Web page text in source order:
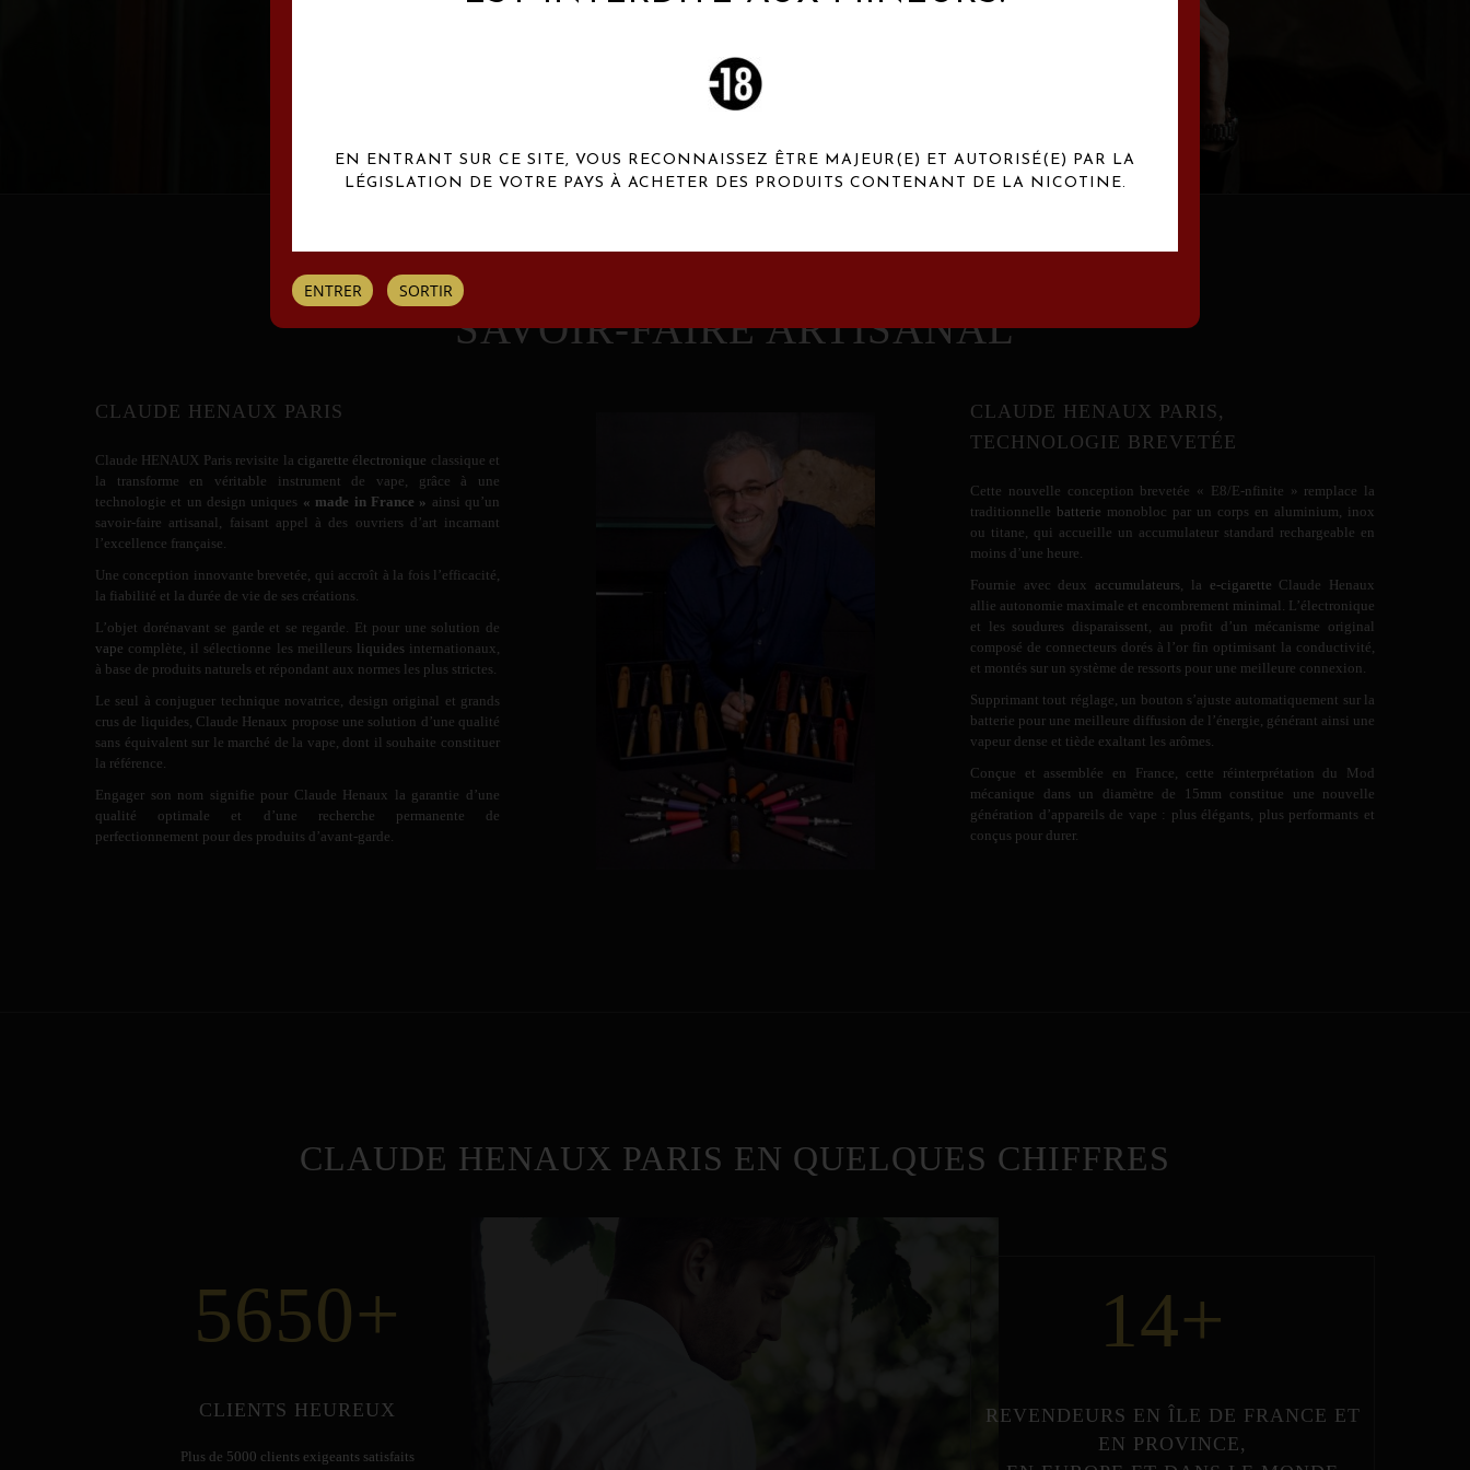
SAVOIR-FAIRE ARTISANAL
CLAUDE HENAUX PARIS
Claude HENAUX Paris revisite la cigarette électronique classique et
la transforme en véritable instrument de vape, grâce à une
technologie et un design uniques « made in France » ainsi qu’un
savoir-faire artisanal, faisant appel à des ouvriers d’art incarnant
l’excellence française.
Une conception innovante brevetée, qui accroît à la fois l’efficacité,
la fiabilité et la durée de vie de ses créations.
L’objet dorénavant se garde et se regarde. Et pour une solution de
vape complète, il sélectionne les meilleurs liquidesinternationaux,
à base de produits naturels et répondant aux normes les plus strictes.
Le seul à conjuguer technique novatrice, design original et grands
crus de liquides, Claude Henaux propose une solution d’une qualité
sans équivalent sur le marché de la vape, dont il souhaite constituer
la référence.
Engager son nom signifie pour Claude Henaux la garantie d’une
qualité optimale et d’une recherche permanente de
perfectionnement pour des produits d’avant-garde.
CLAUDE HENAUX PARIS,
TECHNOLOGIE BREVETÉE
Cette nouvelle conception brevetée « E8/E-nfinite » remplace la
traditionnelle batterie monobloc par un corps en aluminium, inox
ou titane, qui accueille un accumulateur standard rechargeable en
moins d’une heure.
Fournie avec deux accumulateurs , la e-cigarette Claude Henaux
allie autonomie maximale et encombrement minimal. L’électronique
et les soudures disparaissent, au profit d’un mécanisme original
composé de connecteurs dorés à l’or fin optimisant la conductivité,
et montés sur un système de ressorts pour une meilleure connexion.
Supprimant tout réglage, un bouton s’ajuste automatiquement sur la
batterie pour une meilleure diffusion de l’énergie, générant ainsi une
vapeur dense et tiède exaltant les arômes.
Conçue et assemblée en France, cette réinterprétation du Mod
mécanique dans un diamètre de 15mm constitue une nouvelle
génération d’appareils de vape : plus élégants, plus performants et
conçus pour durer.
CLAUDE HENAUX PARIS EN QUELQUES CHIFFRES
5650+
CLIENTS HEUREUX
Plus de 5000 clients exigeants satisfaits
14+
REVENDEURS EN ÎLE DE FRANCE ET
EN PROVINCE,
EN ENTRANT SUR CE SITE, VOUS RECONNAISSEZ ÊTRE MAJEUR(E) ET AUTORISÉ(E) PAR LA
LÉGISLATION DE VOTRE PAYS À ACHETER DES PRODUITS CONTENANT DE LA NICOTINE.
ENTRER SORTIR